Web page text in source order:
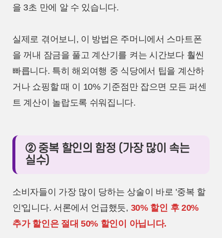
을 3초 만에 알 수 있습니다.
실제로 겪어보니, 이 방법은 주머니에서 스마트폰
을 꺼내 잠금을 풀고 계산기를 켜는 시간보다 훨씬
빠릅니다. 특히 해외여행 중 식당에서 팁을 계산하
거나 쇼핑할 때 이 10% 기준점만 잡으면 모든 퍼센
트 계산이 놀랍도록 쉬워집니다.
② 중복 할인의 함정 (가장 많이 속는
실수)
소비자들이 가장 많이 당하는 상술이 바로 '중복 할
인'입니다. 서론에서 언급했듯, 30% 할인 후 20%
추가 할인은 절대 50% 할인이 아닙니다.